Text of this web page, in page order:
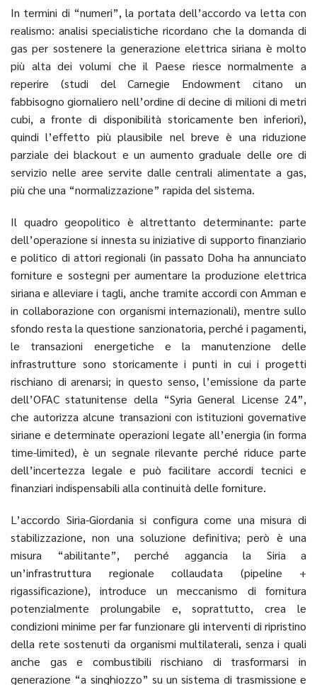
In termini di “numeri”, la portata dell’accordo va letta con
realismo: analisi specialistiche ricordano che la domanda di
gas per sostenere la generazione elettrica siriana è molto
più alta dei volumi che il Paese riesce normalmente a
reperire (studi del Carnegie Endowment citano un
fabbisogno giornaliero nell’ordine di decine di milioni di metri
cubi, a fronte di disponibilità storicamente ben inferiori),
quindi l’effetto più plausibile nel breve è una riduzione
parziale dei blackout e un aumento graduale delle ore di
servizio nelle aree servite dalle centrali alimentate a gas,
più che una “normalizzazione” rapida del sistema.
Il quadro geopolitico è altrettanto determinante: parte
dell’operazione si innesta su iniziative di supporto finanziario
e politico di attori regionali (in passato Doha ha annunciato
forniture e sostegni per aumentare la produzione elettrica
siriana e alleviare i tagli, anche tramite accordi con Amman e
in collaborazione con organismi internazionali), mentre sullo
sfondo resta la questione sanzionatoria, perché i pagamenti,
le transazioni energetiche e la manutenzione delle
infrastrutture sono storicamente i punti in cui i progetti
rischiano di arenarsi; in questo senso, l’emissione da parte
dell’OFAC statunitense della “Syria General License 24”,
che autorizza alcune transazioni con istituzioni governative
siriane e determinate operazioni legate all’energia (in forma
time-limited), è un segnale rilevante perché riduce parte
dell’incertezza legale e può facilitare accordi tecnici e
finanziari indispensabili alla continuità delle forniture.
L’accordo Siria-Giordania si configura come una misura di
stabilizzazione, non una soluzione definitiva; però è una
misura “abilitante”, perché aggancia la Siria a
un’infrastruttura regionale collaudata (pipeline +
rigassificazione), introduce un meccanismo di fornitura
potenzialmente prolungabile e, soprattutto, crea le
condizioni minime per far funzionare gli interventi di ripristino
della rete sostenuti da organismi multilaterali, senza i quali
anche gas e combustibili rischiano di trasformarsi in
generazione “a singhiozzo” su un sistema di trasmissione e